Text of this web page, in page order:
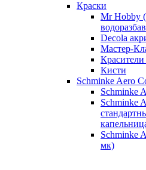
Краски
Mr Hobby
Decola
Мастер-
Кисти
Schminke Aero
Schminke
Schminke
Schminke
мк)